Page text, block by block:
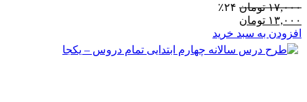
۱۷,۰۰۰ تومان ۲۴٪
۱۳,۰۰۰ تومان
افزودن به سبد خرید